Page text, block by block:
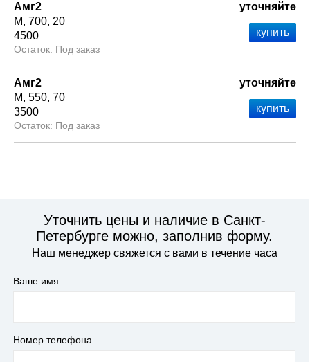
Амг2
М 700 20
4500
Под заказ
уточняйте
Амг2
М 550 70
3500
Под заказ
уточняйте
Уточнить цены и наличие в Санкт-
Петербурге можно, заполнив форму.
Наш менеджер свяжется с вами в течение часа
Ваше имя
Номер телефона